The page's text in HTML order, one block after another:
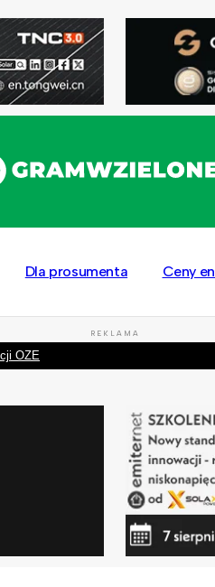
Dla prosumenta Ceny
REKLAMA
OZE